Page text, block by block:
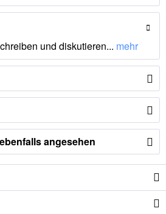
und diskutieren... mehr
angesehen